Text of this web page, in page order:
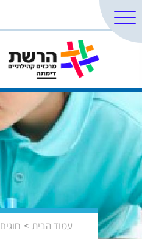
עמוד הבית חוגים